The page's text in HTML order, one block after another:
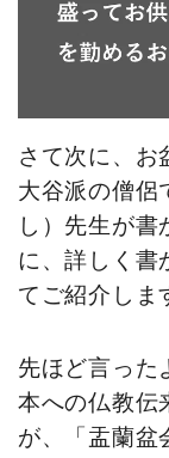
さて次に、お
大谷派の僧侶
し）先生が書
に、詳しく書
てご紹介しま
先ほど言った
本への仏教伝
が、「盂蘭盆